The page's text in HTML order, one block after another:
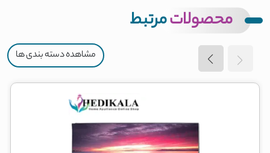
محصولاتمرتبط
مشاهده دسته بندی ها